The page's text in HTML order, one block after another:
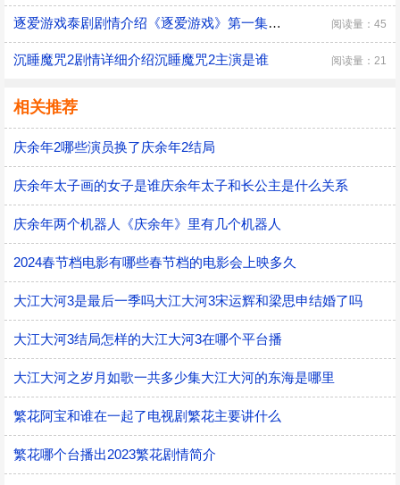
逐爱游戏泰剧剧情介绍《逐爱游戏》第一集讲述了什么 阅读量：45
沉睡魔咒2剧情详细介绍沉睡魔咒2主演是谁 阅读量：21
相关推荐
庆余年2哪些演员换了庆余年2结局
庆余年太子画的女子是谁庆余年太子和长公主是什么关系
庆余年两个机器人《庆余年》里有几个机器人
2024春节档电影有哪些春节档的电影会上映多久
大江大河3是最后一季吗大江大河3宋运辉和梁思申结婚了吗
大江大河3结局怎样的大江大河3在哪个平台播
大江大河之岁月如歌一共多少集大江大河的东海是哪里
繁花阿宝和谁在一起了电视剧繁花主要讲什么
繁花哪个台播出2023繁花剧情简介